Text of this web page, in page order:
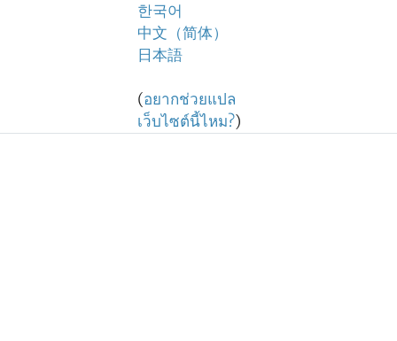
한국어
中文（简体）
日本語
(อยากช่วยแปล
เว็บไซต์นี้ไหม?)